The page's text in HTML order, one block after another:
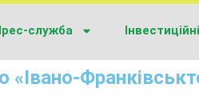
служба
«Івано-